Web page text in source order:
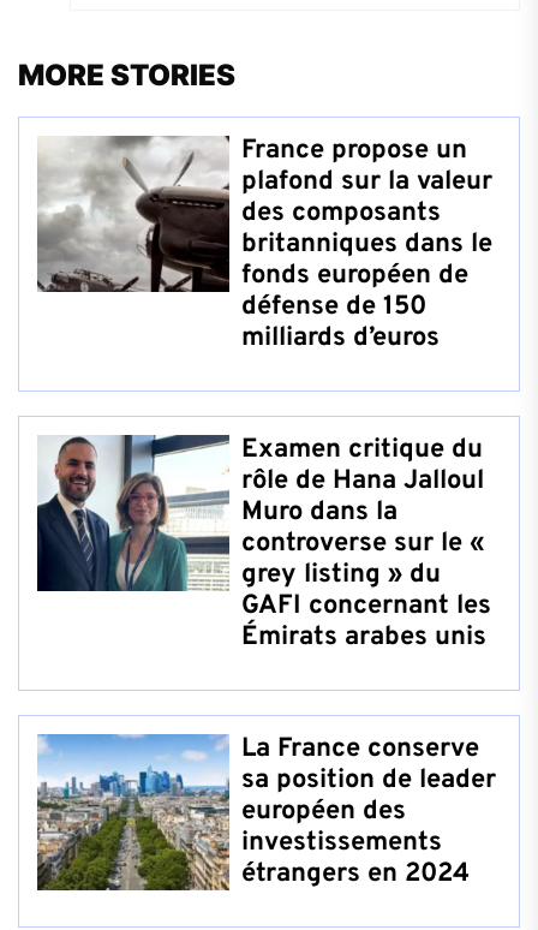
MORE STORIES
France propose un
plafond sur la valeur
des composants
britanniques dans le
fonds européen de
défense de 150
milliards d’euros
Examen critique du
rôle de Hana Jalloul
Muro dans la
controverse sur le «
grey listing » du
GAFI concernant les
Émirats arabes unis
La France conserve
sa position de leader
européen des
investissements
étrangers en 2024